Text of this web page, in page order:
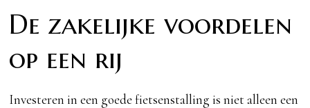
De zakelijke voordelen
op een rij
Investeren in een goede fietsenstalling is niet alleen een